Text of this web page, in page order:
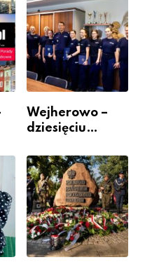
Wejherowo –
dziesięciu
policjantów w
szeregach
Komendy
Powiatowej